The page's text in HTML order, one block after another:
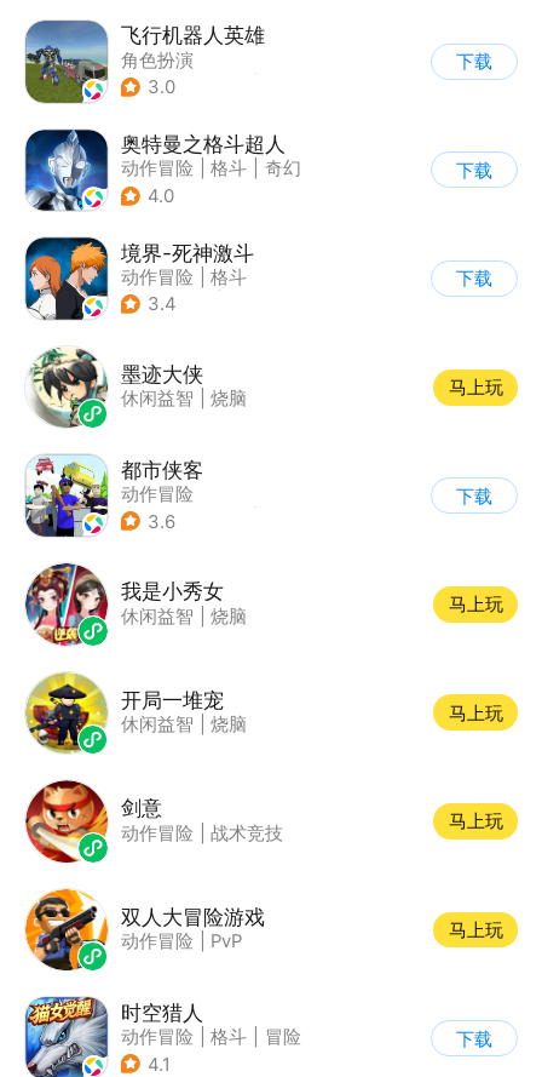
飞行机器人英雄
角色扮演
| 第三人称射击
3.0
下载
奥特曼之格斗超人
动作冒险 格斗
奇幻
| 奥特曼
4.0
下载
境界-死神激斗
动作冒险
格斗
| 动漫改编
3.4
下载
墨迹大侠
休闲益智 烧脑
马上玩
都市侠客
动作冒险
| 第一人称射击
3.6
下载
我是小秀女
休闲益智 烧脑
马上玩
开局一堆宠
休闲益智 烧脑
马上玩
剑意
动作冒险 战术竞技
马上玩
双人大冒险游戏
动作冒险 PvP
马上玩
时空猎人
动作冒险 格斗
冒险
| 时空猎人
4.1
下载